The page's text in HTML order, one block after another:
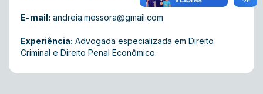
E-mail: andreia.messora@gmail.com
Experiência: Advogada especializada em Direito
Criminal e Direito Penal Econômico.